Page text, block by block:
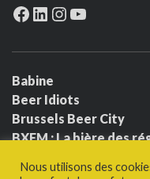
Facebook
LinkedIn
Instagram
YouTube
Babine
Beer Idiots
Brussels Beer City
BXFM : La bière des
Ludotium
Nous utilisons des